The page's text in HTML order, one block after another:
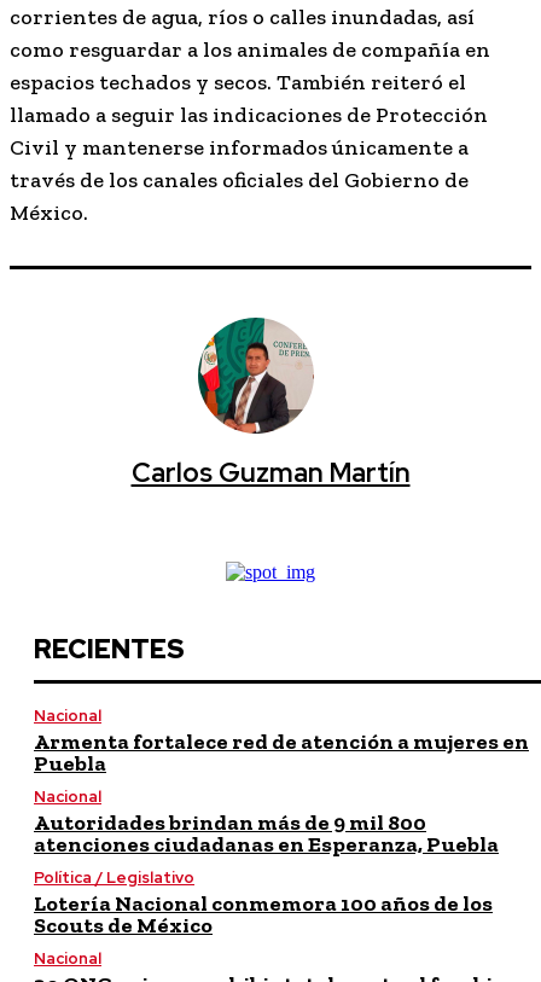
corrientes de agua, ríos o calles inundadas, así
como resguardar a los animales de compañía en
espacios techados y secos. También reiteró el
llamado a seguir las indicaciones de Protección
Civil y mantenerse informados únicamente a
través de los canales oficiales del Gobierno de
México.
Carlos Guzman Martín
RECIENTES
Nacional
Armenta fortalece red de atención a mujeres en
Puebla
Nacional
Autoridades brindan más de 9 mil 800
atenciones ciudadanas en Esperanza, Puebla
Política / Legislativo
Lotería Nacional conmemora 100 años de los
Scouts de México
Nacional